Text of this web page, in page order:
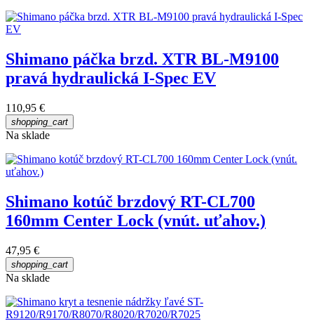
Shimano páčka brzd. XTR BL-M9100
pravá hydraulická I-Spec EV
110,95 €
shopping_cart
Na sklade
Shimano kotúč brzdový RT-CL700
160mm Center Lock (vnút. uťahov.)
47,95 €
shopping_cart
Na sklade